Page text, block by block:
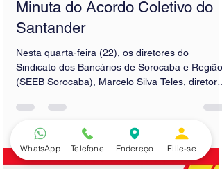
Santander
Reunião de Avaliação da
Minuta do Acordo Coletivo do
Santander
Nesta quarta-feira (22), os diretores do
Sindicato dos Bancários de Sorocaba e Região
(SEEB Sorocaba), Marcelo Silva Teles, diretor
Financeiro, e Rodolfo Lima, diretor do
WhatsApp Telefone Endereço Filie-se